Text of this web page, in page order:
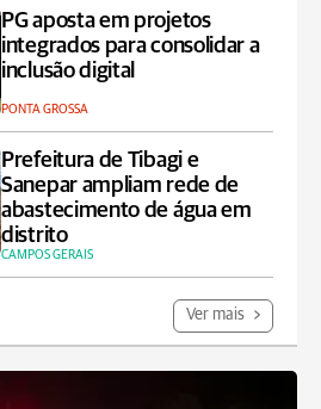
PG aposta em projetos
integrados para consolidar a
inclusão digital
PONTA GROSSA
Prefeitura de Tibagi e
Sanepar ampliam rede de
abastecimento de água em
distrito
CAMPOS GERAIS
Ver mais